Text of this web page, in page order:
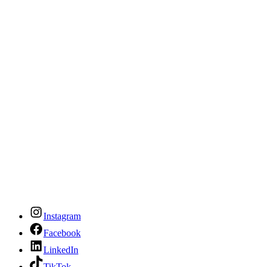
Instagram
Facebook
LinkedIn